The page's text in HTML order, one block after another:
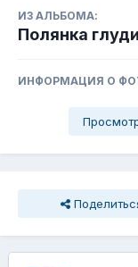
ИЗ АЛЬБОМА:
Полянка
ИНФОРМАЦИЯ О